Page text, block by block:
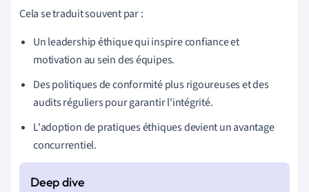
Cela se traduit souvent par :
Un leadership éthique qui inspire confiance et
motivation au sein des équipes.
Des politiques de conformité plus rigoureuses et des
audits réguliers pour garantir l'intégrité.
L'adoption de pratiques éthiques devient un avantage
concurrentiel.